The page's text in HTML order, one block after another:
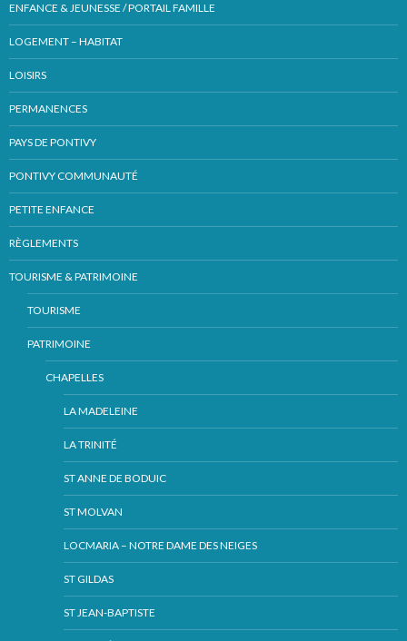
ENFANCE & JEUNESSE / PORTAIL FAMILLE
LOGEMENT – HABITAT
LOISIRS
PERMANENCES
PAYS DE PONTIVY
PONTIVY COMMUNAUTÉ
PETITE ENFANCE
RÈGLEMENTS
TOURISME & PATRIMOINE
TOURISME
PATRIMOINE
CHAPELLES
LA MADELEINE
LA TRINITÉ
ST ANNE DE BODUIC
ST MOLVAN
LOCMARIA – NOTRE DAME DES NEIGES
ST GILDAS
ST JEAN-BAPTISTE